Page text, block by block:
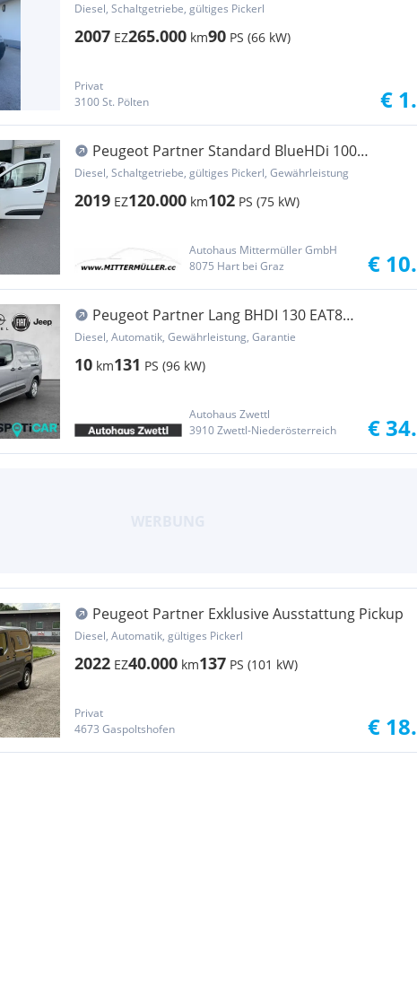
Diesel, Schaltgetriebe, gültiges Pickerl
2007 EZ265.000 km90 PS (66 kW)
Privat
3100 St. Pölten
€
Peugeot Partner Standard BlueHDi 100
Premium Klima Transporter / Kastenwagen
Diesel, Schaltgetriebe, gültiges Pickerl, Gewährleistung
2019 EZ120.000 km102 PS (75 kW)
Autohaus Mittermüller GmbH
8075 Hart bei Graz
€
Peugeot Partner Lang BHDI 130 EAT8
Transporter / Kastenwagen
Diesel, Automatik, Gewährleistung, Garantie
10 km131 PS (96 kW)
Autohaus Zwettl
3910 Zwettl-Niederösterreich
€
Peugeot Partner Exklusive Ausstattung Pickup
Diesel, Automatik, gültiges Pickerl
2022 EZ40.000 km137 PS (101 kW)
Privat
4673 Gaspoltshofen
€